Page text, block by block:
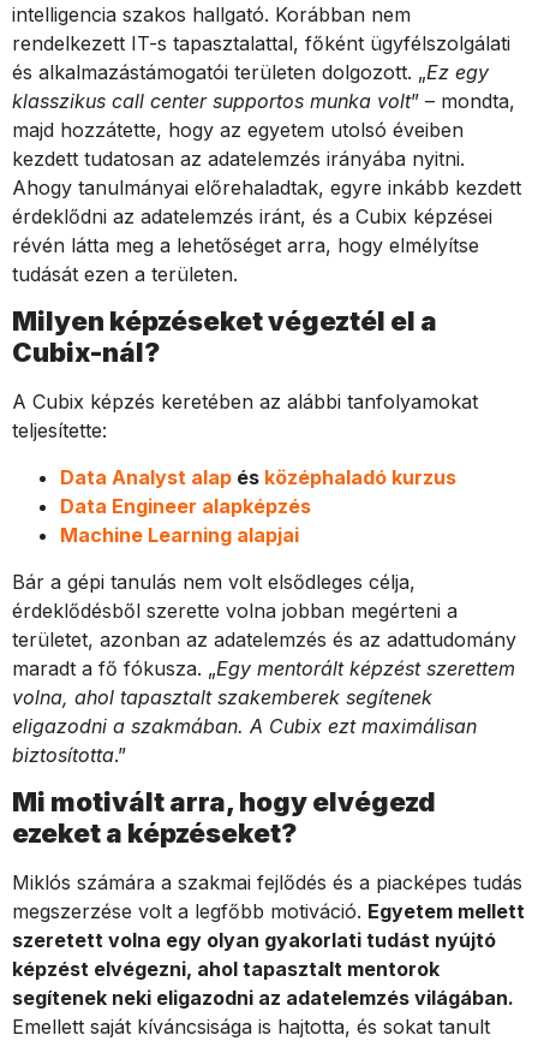
intelligencia szakos hallgató. Korábban nem
rendelkezett IT-s tapasztalattal, főként ügyfélszolgálati
és alkalmazástámogatói területen dolgozott. „Ez egy
klasszikus call center supportos munka volt” – mondta,
majd hozzátette, hogy az egyetem utolsó éveiben
kezdett tudatosan az adatelemzés irányába nyitni.
Ahogy tanulmányai előrehaladtak, egyre inkább kezdett
érdeklődni az adatelemzés iránt, és a Cubix képzései
révén látta meg a lehetőséget arra, hogy elmélyítse
tudását ezen a területen.
Milyen képzéseket végeztél el a
Cubix-nál?
A Cubix képzés keretében az alábbi tanfolyamokat
teljesítette:
Data Analyst alap és középhaladó kurzus
Data Engineer alapképzés
Machine Learning alapjai
Bár a gépi tanulás nem volt elsődleges célja,
érdeklődésből szerette volna jobban megérteni a
területet, azonban az adatelemzés és az adattudomány
maradt a fő fókusza. „Egy mentorált képzést szerettem
volna, ahol tapasztalt szakemberek segítenek
eligazodni a szakmában. A Cubix ezt maximálisan
biztosította.”
Mi motivált arra, hogy elvégezd
ezeket a képzéseket?
Miklós számára a szakmai fejlődés és a piacképes tudás
megszerzése volt a legfőbb motiváció. Egyetem mellett
szeretett volna egy olyan gyakorlati tudást nyújtó
képzést elvégezni, ahol tapasztalt mentorok
segítenek neki eligazodni az adatelemzés világában.
Emellett saját kíváncsisága is hajtotta, és sokat tanult